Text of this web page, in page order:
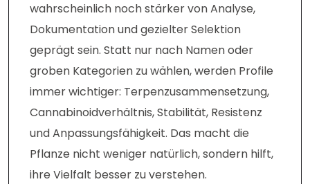
wahrscheinlich noch stärker von Analyse,
Dokumentation und gezielter Selektion
geprägt sein. Statt nur nach Namen oder
groben Kategorien zu wählen, werden Profile
immer wichtiger: Terpenzusammensetzung,
Cannabinoidverhältnis, Stabilität, Resistenz
und Anpassungsfähigkeit. Das macht die
Pflanze nicht weniger natürlich, sondern hilft,
ihre Vielfalt besser zu verstehen.